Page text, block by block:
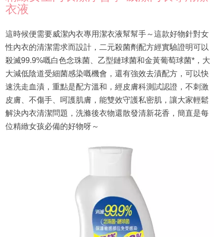
衣液
這時候便需要威潔內衣專用潔衣液幫幫手～這款好物針對女
性內衣的清潔需求而設計，二元殺菌劑配方經實驗證明可以
殺滅99.9%嘅白色念珠菌、乙型鏈球菌和金黃葡萄球菌*，大
大減低陰道受細菌感染嘅機會，還有強效去漬配方，可以快
速洗走血漬，重點是配方溫和，經皮膚科測試認證，不刺激
皮膚、不傷手、呵護肌膚，能雙效守護私密肌，讓大家輕鬆
解決內衣清潔問題，洗滌後衣物還散發清新花香，簡直是每
位精緻女孩必備的好物呀～